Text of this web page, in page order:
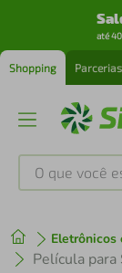
até
Shopping
O que você
Eletrônicos
1º tenis